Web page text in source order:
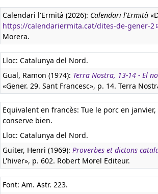
Calendari l'Ermità (2026): Calendari l'Ermità
https://calendariermita.cat/dites-de-gener-2
Morera.
Lloc: Catalunya del Nord.
Gual, Ramon (1974): Terra Nostra, 13-14 - El
«Gener. 29. Sant Francesc», p. 14. Terra
Equivalent en francès: Tue le porc en
conserve bien.
Lloc: Catalunya del Nord.
Guiter, Henri (1969): Proverbes et dictons
L'hiver», p. 602. Robert Morel Editeur.
Font: Am. Astr. 223.